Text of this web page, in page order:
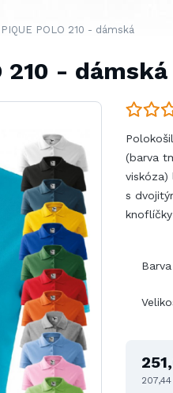
POLO 210 - dámská
210 - dámská
(barva
viskóza)
s
Barva